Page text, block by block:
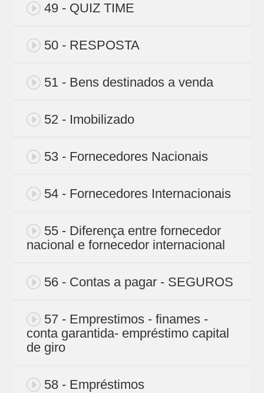
49 - QUIZ TIME
50 - RESPOSTA
51 - Bens destinados a venda
52 - Imobilizado
53 - Fornecedores Nacionais
54 - Fornecedores Internacionais
55 - Diferença entre fornecedor
nacional e fornecedor internacional
56 - Contas a pagar - SEGUROS
57 - Emprestimos - finames -
conta garantida- empréstimo capital
de giro
58 - Empréstimos